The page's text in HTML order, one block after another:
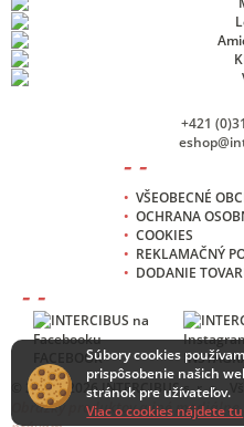
+421
- -
• VŠEOBECNÉ
• OCHRANA
• COOKIES
• REKLAMAČNÝ
• DODANIE
- -
FACEBOOK
© 2013 -2026 INTERCIBUS s. r. o. ,
Obrázky produktov a iné
Súbory cookies
prispôsobenie našich
stránok pre užívateľov.
Viac o cookies nájdete tu